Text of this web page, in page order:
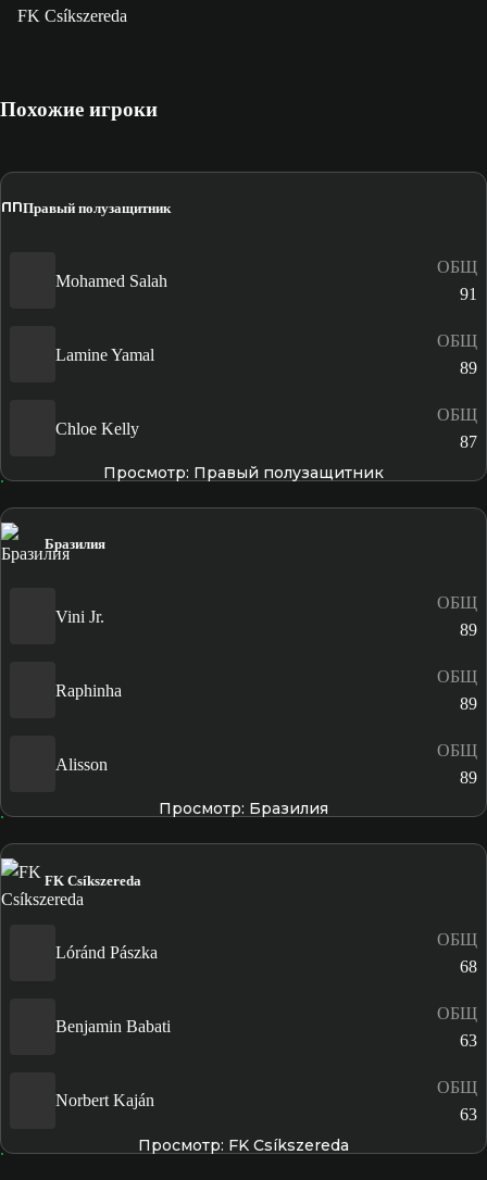
FK Csíkszereda
Похожие игроки
ПППравый полузащитник
Mohamed Salah
ОБЩ
91
Lamine Yamal
ОБЩ
89
Chloe Kelly
ОБЩ
87
Просмотр: Правый полузащитник
Бразилия
Vini Jr.
ОБЩ
89
Raphinha
ОБЩ
89
Alisson
ОБЩ
89
Просмотр: Бразилия
FK Csíkszereda
Lóránd Pászka
ОБЩ
68
Benjamin Babati
ОБЩ
63
Norbert Kaján
ОБЩ
63
Просмотр: FK Csíkszereda